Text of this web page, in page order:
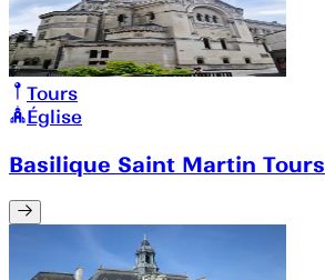
Tours
Église
Basilique Saint Martin Tours